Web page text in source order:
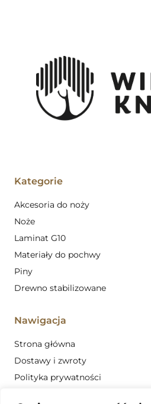
Kategorie
Akcesoria do noży
Noże
Laminat G10
Materiały do pochwy
Piny
Drewno stabilizowane
Nawigacja
Strona główna
Dostawy i zwroty
Polityka prywatności